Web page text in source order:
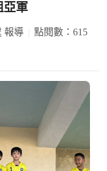
亞軍
報導
點閱數：615